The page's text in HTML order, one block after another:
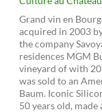
Grand vin en
acquired in 2003
the company
residences MGM
vineyard of with 20
was sold to an
Baum. Iconic
50 years old, made